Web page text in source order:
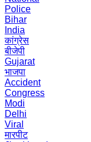
Police
Bihar
India
कांग्रेस
बीजेपी
Gujarat
भाजपा
Accident
Congress
Modi
Delhi
Viral
मारपीट